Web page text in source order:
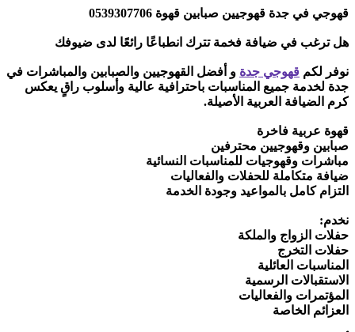
قهوجي في جدة قهوجيين صبابين قهوة 0539307706
هل ترغب في ضيافة فخمة تترك انطباعًا رائعًا لدى ضيوفك
نوفر لكم قهوجي جدة و أفضل القهوجيين والصبابين والمباشرات في
جدة لخدمة جميع المناسبات باحترافية عالية وأسلوب راقٍ يعكس
كرم الضيافة العربية الأصيلة.
قهوة عربية فاخرة
صبابين وقهوجيين محترفين
مباشرات وقهوجيات للمناسبات النسائية
ضيافة متكاملة للحفلات والفعاليات
التزام كامل بالمواعيد وجودة الخدمة
نخدم:
حفلات الزواج والملكة
حفلات التخرج
المناسبات العائلية
الاستقبالات الرسمية
المؤتمرات والفعاليات
العزائم الخاصة